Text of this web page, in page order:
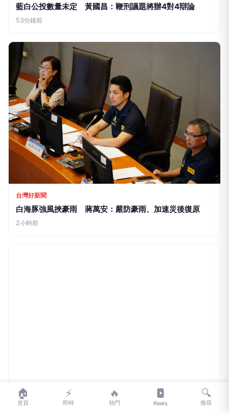
藍白公投數量未定 黃國昌：鞭刑議題將辦4對4辯論
53分鐘前
台灣好新聞
白海豚強風挾豪雨 蔣萬安：嚴防豪雨、加速災後復原
2小時前
TCnews慈善新聞網
🏠
首頁
⚡
即時
🔥
熱門 Reels
🔍
搜尋